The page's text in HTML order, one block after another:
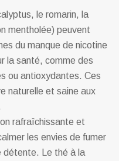
le romarin, la
mentholée) peuvent
du manque de nicotine
la santé, comme des
ou antioxydantes. Ces
naturelle et saine aux
rafraîchissante et
les envies de fumer
détente. Le thé à la